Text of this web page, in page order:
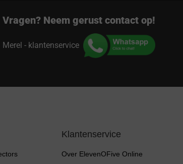
Vragen? Neem gerust contact op!
Merel - klantenservice
Klantenservice
Over ElevenOFive Online